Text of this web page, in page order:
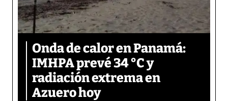
Onda de calor en Panamá:
IMHPA prevé 34 °C y
radiación extrema en
Azuero hoy